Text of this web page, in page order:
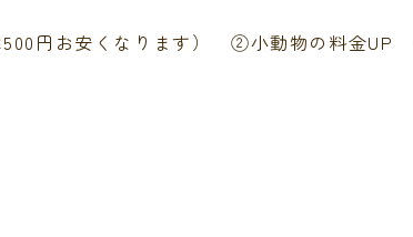
円お安くなります） ②小動物の料金UP